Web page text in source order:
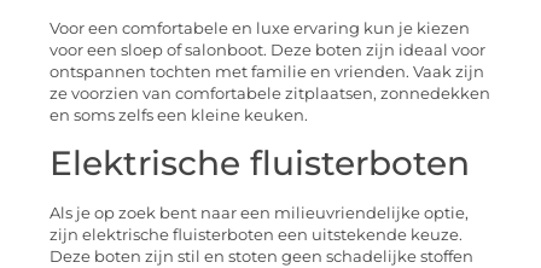
Voor een comfortabele en luxe ervaring kun je kiezen
voor een sloep of salonboot. Deze boten zijn ideaal voor
ontspannen tochten met familie en vrienden. Vaak zijn
ze voorzien van comfortabele zitplaatsen, zonnedekken
en soms zelfs een kleine keuken.
Elektrische fluisterboten
Als je op zoek bent naar een milieuvriendelijke optie,
zijn elektrische fluisterboten een uitstekende keuze.
Deze boten zijn stil en stoten geen schadelijke stoffen